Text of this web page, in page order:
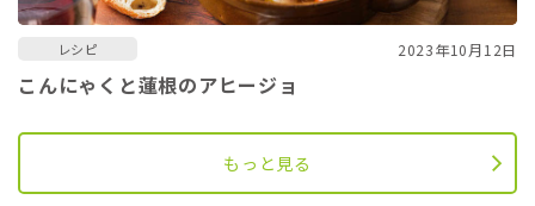
レシピ 2023年10月12日
こんにゃくと蓮根のアヒージョ
もっと見る